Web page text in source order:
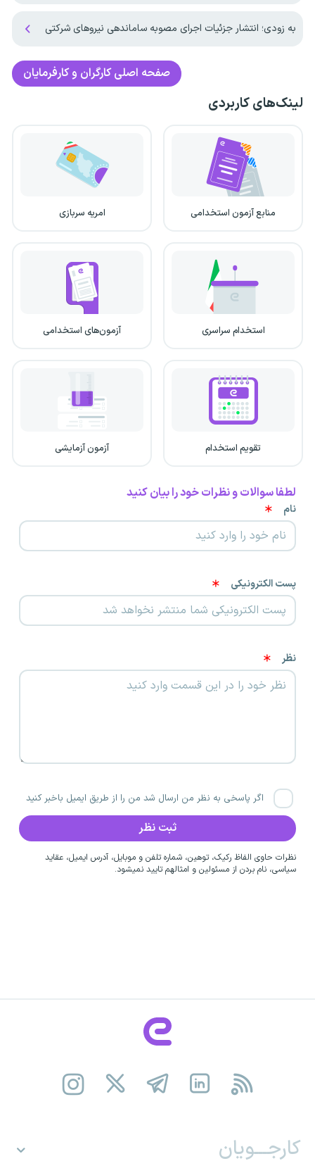
به زودی؛ انتشار جزئیات اجرای مصوبه ساماندهی نیروهای شرکتی
صفحه اصلیکارگران و کارفرمایان
لینک‌های کاربردی
منابع آزمون استخدامی امریه سربازی
استخدام سراسری آزمون‌های استخدامی
تقویم استخدام آزمون آزمایشی
لطفا سوالات و نظرات خود را بیان کنید
نام
پست الکترونیکی
نظر
اگر پاسخی به نظر من ارسال شد من را از طریق ایمیل باخبر کنید
نظرات حاوی الفاظ رکیک، توهین، شماره تلفن و موبایل، آدرس ایمیل، عقاید
سیاسی، نام بردن از مسئولین و امثالهم تایید نمیشود.
کارجـــویان